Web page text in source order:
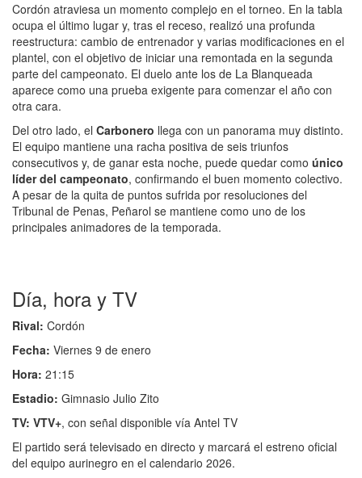
Cordón atraviesa un momento complejo en el torneo. En la tabla
ocupa el último lugar y, tras el receso, realizó una profunda
reestructura: cambio de entrenador y varias modificaciones en el
plantel, con el objetivo de iniciar una remontada en la segunda
parte del campeonato. El duelo ante los de La Blanqueada
aparece como una prueba exigente para comenzar el año con
otra cara.
Del otro lado, el Carbonero llega con un panorama muy distinto.
El equipo mantiene una racha positiva de seis triunfos
consecutivos y, de ganar esta noche, puede quedar como único
líder del campeonato, confirmando el buen momento colectivo.
A pesar de la quita de puntos sufrida por resoluciones del
Tribunal de Penas, Peñarol se mantiene como uno de los
principales animadores de la temporada.
Día, hora y TV
Rival: Cordón
Fecha: Viernes 9 de enero
Hora: 21:15
Estadio: Gimnasio Julio Zito
TV: VTV+, con señal disponible vía Antel TV
El partido será televisado en directo y marcará el estreno oficial
del equipo aurinegro en el calendario 2026.